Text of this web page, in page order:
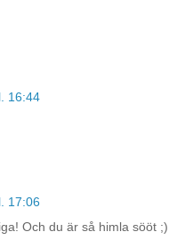
16:44
17:06
Och du är så himla sööt ;)